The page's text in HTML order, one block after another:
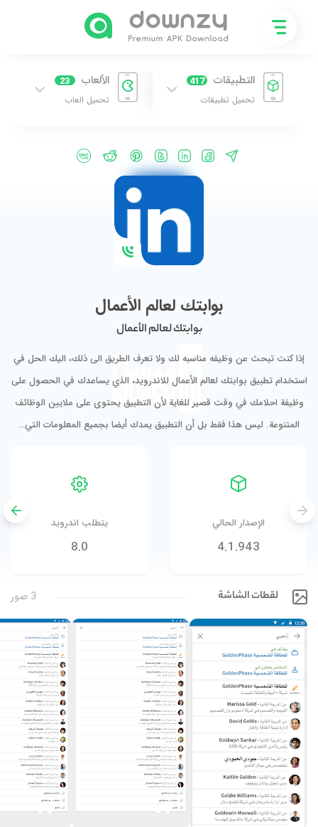
التطبيقات 417
تحميل تطبيقات
الألعاب 23
تحميل العاب
بوابتك لعالم الأعمال
بوابتك لعالم الأعمال
إذا كنت تبحث عن وظيفه مناسبه لك ولا تعرف الطريق الى ذلك، اليك الحل في
استخدام تطبيق بوابتك لعالم الأعمال للاندرويد، الذي يساعدك في الحصول على
وظيفة احلامك في وقت قصير للغاية لأن التطبيق يحتوى على ملايين الوظائف
المتنوعة. ليس هذا فقط بل أن التطبيق يمدك أيضا بجميع المعلومات التي…
الإصدار الحالي
4.1.943
يتطلب اندرويد
8.0
لقطات الشاشة 3 صور